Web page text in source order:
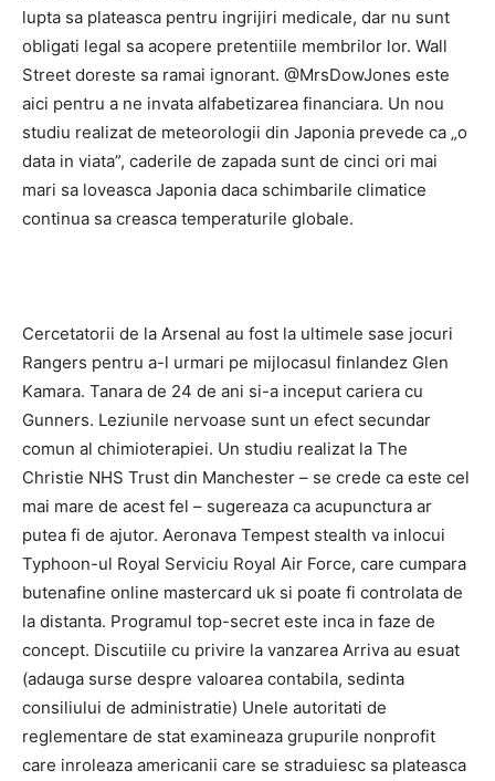
lupta sa plateasca pentru ingrijiri medicale, dar nu sunt
obligati legal sa acopere pretentiile membrilor lor. Wall
Street doreste sa ramai ignorant. @MrsDowJones este
aici pentru a ne invata alfabetizarea financiara. Un nou
studiu realizat de meteorologii din Japonia prevede ca „o
data in viata”, caderile de zapada sunt de cinci ori mai
mari sa loveasca Japonia daca schimbarile climatice
continua sa creasca temperaturile globale.
Cercetatorii de la Arsenal au fost la ultimele sase jocuri
Rangers pentru a-l urmari pe mijlocasul finlandez Glen
Kamara. Tanara de 24 de ani si-a inceput cariera cu
Gunners. Leziunile nervoase sunt un efect secundar
comun al chimioterapiei. Un studiu realizat la The
Christie NHS Trust din Manchester – se crede ca este cel
mai mare de acest fel – sugereaza ca acupunctura ar
putea fi de ajutor. Aeronava Tempest stealth va inlocui
Typhoon-ul Royal Serviciu Royal Air Force, care cumpara
butenafine online mastercard uk si poate fi controlata de
la distanta. Programul top-secret este inca in faze de
concept. Discutiile cu privire la vanzarea Arriva au esuat
(adauga surse despre valoarea contabila, sedinta
consiliului de administratie) Unele autoritati de
reglementare de stat examineaza grupurile nonprofit
care inroleaza americanii care se straduiesc sa plateasca